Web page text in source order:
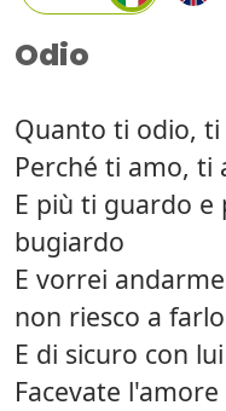
Odio
Quanto ti odio,
Perché ti amo,
E più ti guardo e
bugiardo
E vorrei
non riesco a farlo
E di sicuro con
Facevate